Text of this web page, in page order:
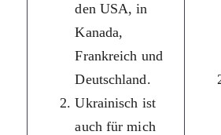
den USA, in
Kanada,
Frankreich und
Deutschland.
Ukrainisch ist
auch für mich